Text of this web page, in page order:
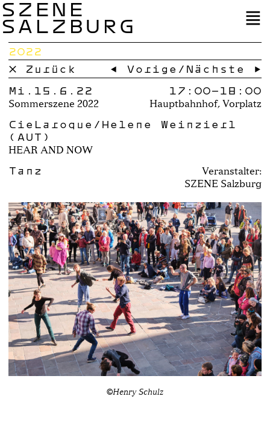
SZENE
SALZBURG
2022
× Zurück
← Vorige / Nächste →
Mi.15.6.22
Sommerszene 2022
17:00–18:00
Hauptbahnhof, Vorplatz
CieLaroque/Helene Weinzierl
(AUT)
HEAR AND NOW
Tanz
Veranstalter:
SZENE Salzburg
©Henry Schulz